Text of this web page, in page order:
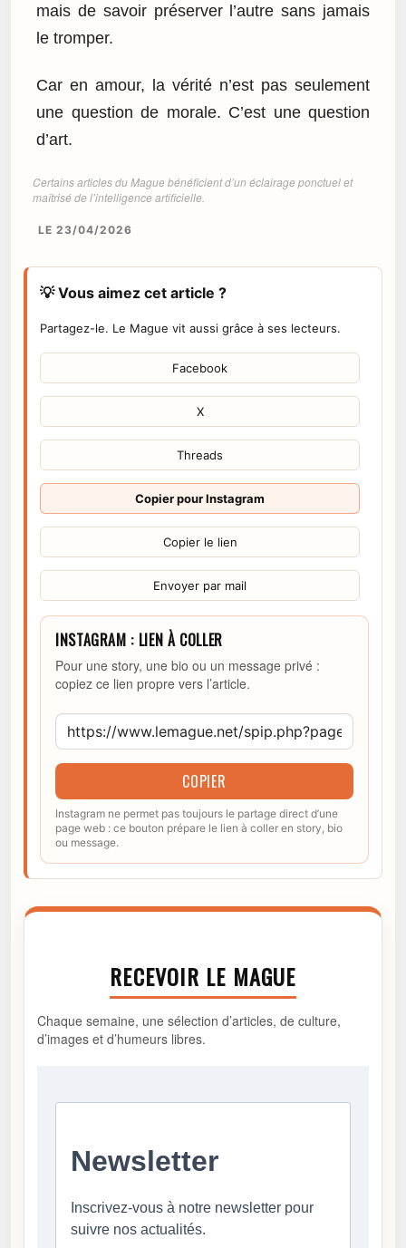
mais de savoir préserver l’autre sans jamais
le tromper.
Car en amour, la vérité n’est pas seulement
une question de morale. C’est une question
d’art.
Certains articles du Mague bénéficient d’un éclairage ponctuel et
maîtrisé de l’intelligence artificielle.
LE 23/04/2026
💡 Vous aimez cet article ?
Partagez-le. Le Mague vit aussi grâce à ses lecteurs.
Facebook
X
Threads
Copier pour Instagram
Copier le lien
Envoyer par mail
INSTAGRAM : LIEN À COLLER
Pour une story, une bio ou un message privé :
copiez ce lien propre vers l’article.
COPIER
Instagram ne permet pas toujours le partage direct d’une
page web : ce bouton prépare le lien à coller en story, bio
ou message.
RECEVOIR LE MAGUE
Chaque semaine, une sélection d’articles, de culture,
d’images et d’humeurs libres.